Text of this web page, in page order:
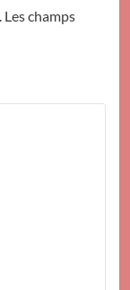
Les champs